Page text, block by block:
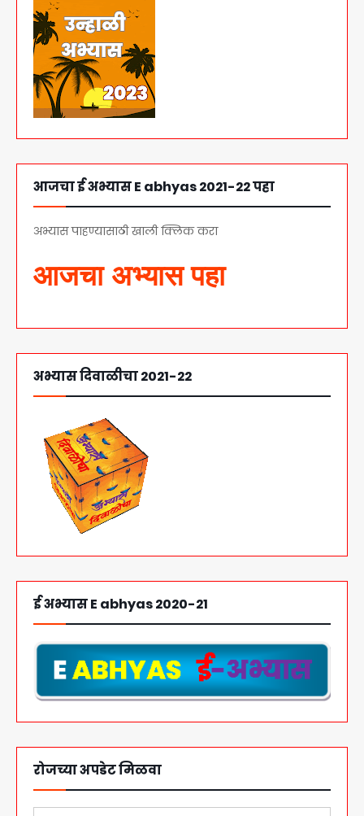
आजचा ई अभ्यास E abhyas 2021-22 पहा
अभ्यास पाहण्यासाठी खाली क्लिक करा
आजचा अभ्यास पहा
अभ्यास दिवाळीचा 2021-22
ई अभ्यास E abhyas 2020-21
रोजच्या अपडेट मिळवा